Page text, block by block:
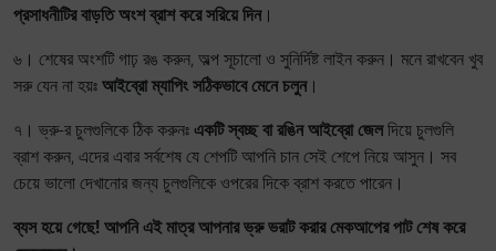
প্রসাধনীটির বাড়তি অংশ ব্রাশ করে সরিয়ে দিন।
৬। শেষের অংশটি গাঢ় রঙ করুন, অল্প সূচালো ও সুনির্দিষ্ট লাইন করুন। মনে রাখবেন খুব
সরু যেন না হয়ঃ আইব্রো ম্যাপিং সঠিকভাবে মেনে চলুন।
৭। ভ্রু-র চুলগুলিকে ঠিক করুনঃ একটি স্বচ্ছ বা রঙিন আইব্রো জেলদিয়ে চুলগুলি
ব্রাশ করুন, এদের এবার সর্বশেষ যে শেপটি আপনি চান সেই শেপে নিয়ে আসুন। সব
চেয়ে ভালো দেখানোর জন্য চুলগুলিকে ওপরের দিকে ব্রাশ করতে পারেন।
ব্যস হয়ে গেছে! আপনি এই মাত্র আপনার ভ্রু ভরাট করার মেকআপের পাট শেষ করে